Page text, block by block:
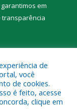
em
transparência
de Trairão.
de
você
de cookies.
é feito, acesse
clique em